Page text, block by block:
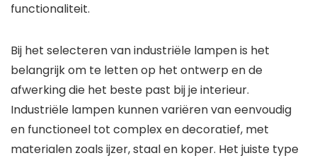
functionaliteit.
Bij het selecteren van industriële lampen is het
belangrijk om te letten op het ontwerp en de
afwerking die het beste past bij je interieur.
Industriële lampen kunnen variëren van eenvoudig
en functioneel tot complex en decoratief, met
materialen zoals ijzer, staal en koper. Het juiste type